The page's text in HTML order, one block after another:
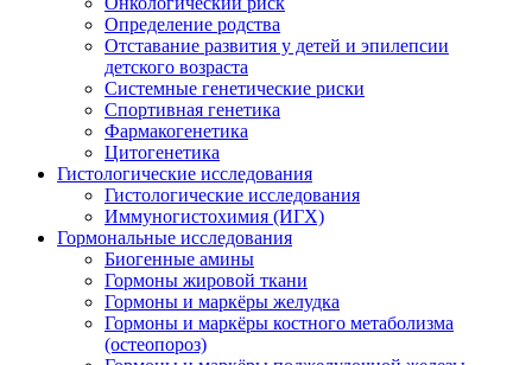
Определение родства
Отставание развития у детей и эпилепсии
детского возраста
Системные генетические риски
Спортивная генетика
Фармакогенетика
Цитогенетика
Гистологические исследования
Гистологические исследования
Иммуногистохимия (ИГХ)
Гормональные исследования
Биогенные амины
Гормоны жировой ткани
Гормоны и маркёры желудка
Гормоны и маркёры костного метаболизма
(остеопороз)